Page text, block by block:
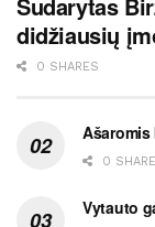
didžiausių
0 SHARES
0
Vytauto